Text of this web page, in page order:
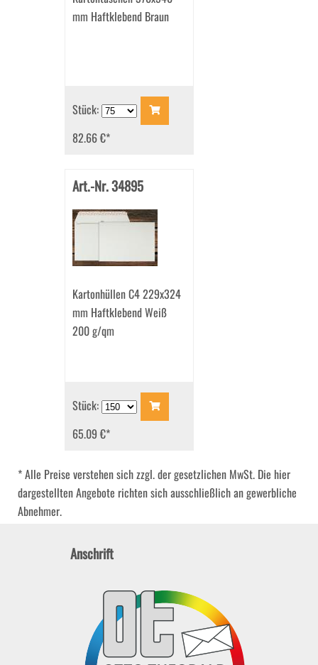
mm Haftklebend Braun
Stück:
82.66 €*
Art.-Nr. 34895
Kartonhüllen C4 229x324
mm Haftklebend Weiß
200 g/qm
Stück:
65.09 €*
* Alle Preise verstehen sich zzgl. der gesetzlichen MwSt. Die hier
dargestellten Angebote richten sich ausschließlich an gewerbliche
Abnehmer.
Anschrift